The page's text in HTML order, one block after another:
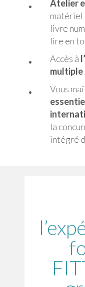
Atelier
matériel
livre
lire en
Accès à
multiple
Vous
la
intégré